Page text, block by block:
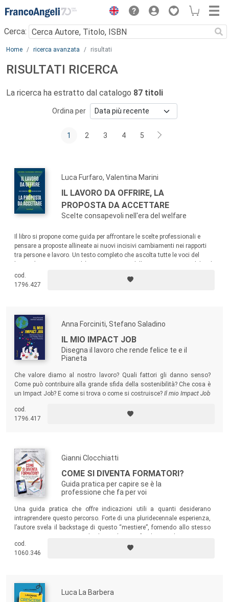
Menu
Cerca:
Main content
Home ricerca avanzata risultati
RISULTATI RICERCA
La ricerca ha estratto dal catalogo 87 titoli
Ordina per
1 2 3 4 5
Luca Furfaro, Valentina Marini
IL LAVORO DA OFFRIRE, LA
PROPOSTA DA ACCETTARE
Scelte consapevoli nell'era del welfare
Il libro si propone come guida per affrontare le scelte professionali e
pensare a proposte allineate ai nuovi incisivi cambiamenti nei rapporti
tra persone e lavoro. Un testo completo che ascolta tutte le voci del
successo per entrambe le parti.
cod.
1796.427
Anna Forciniti, Stefano Saladino
IL MIO IMPACT JOB
Disegna il lavoro che rende felice te e il
Pianeta
Che valore diamo al nostro lavoro? Quali fattori gli danno senso?
Come può contribuire alla grande sfida della sostenibilità? Che cosa è
un Impact Job? E come si trova o come si costruisce? Il mio Impact Job
esercizi, suggerimenti e azioni, che porteranno lettrici e lettori a
costruire in 4 step il proprio Impact Job per fare la differenza nel
cod.
1796.417
Gianni Clocchiatti
COME SI DIVENTA FORMATORI?
Guida pratica per capire se è la
professione che fa per voi
Una guida pratica che offre indicazioni utili a quanti desiderano
intraprendere questo percorso. Forte di una pluridecennale esperienza,
l’autore svela il backstage di questo “mestiere”, fornendo allo stesso
cod.
1060.346
Luca La Barbera